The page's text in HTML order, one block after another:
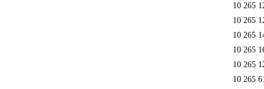
10 265
10 265
10 265
10 265
10 265
10 265